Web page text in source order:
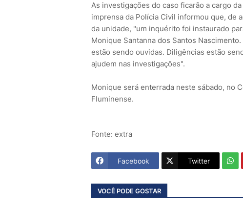
As investigações do caso ficarão a cargo
imprensa da Polícia Civil informou que, de
da unidade, "um inquérito foi instaurado
Monique Santanna dos Santos
estão sendo ouvidas. Diligências estão
ajudem nas investigações".
Monique será enterrada neste sábado, no
Fluminense.
Fonte: extra
Facebook Twitter
VOCÊ PODE GOSTAR